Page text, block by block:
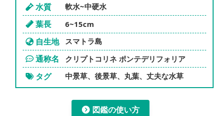
水質 軟水~中硬水
葉長 6~15cm
自生地 スマトラ島
通称名 クリプトコリネ ポンテデリフォリア
タグ 中景草、後景草、丸葉、丈夫な水草
図鑑の使い方